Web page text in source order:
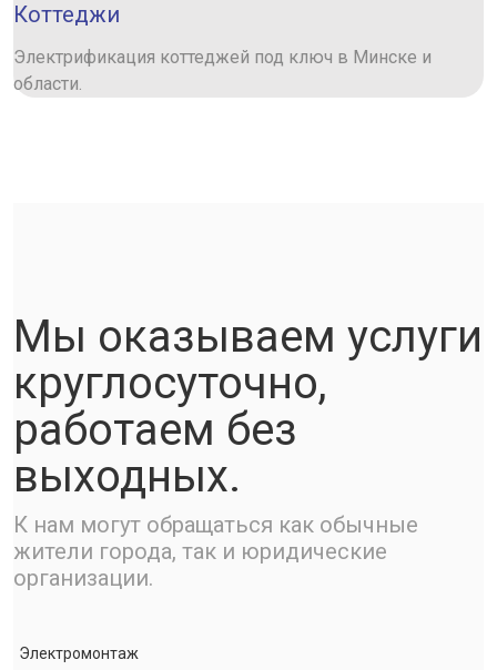
Коттеджи
Электрификация коттеджей под ключ в Минске и
области.
Мы оказываем услуги
круглосуточно,
работаем без
выходных.
К нам могут обращаться как обычные
жители города, так и юридические
организации.
Электромонтаж